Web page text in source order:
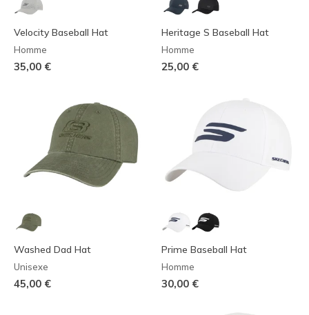
Velocity Baseball Hat
Homme
35,00 €
Heritage S Baseball Hat
Homme
25,00 €
Washed Dad Hat
Unisexe
45,00 €
Prime Baseball Hat
Homme
30,00 €